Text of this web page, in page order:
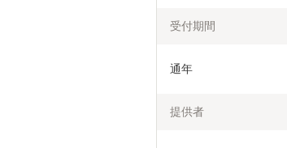
受付期間
通年
提供者